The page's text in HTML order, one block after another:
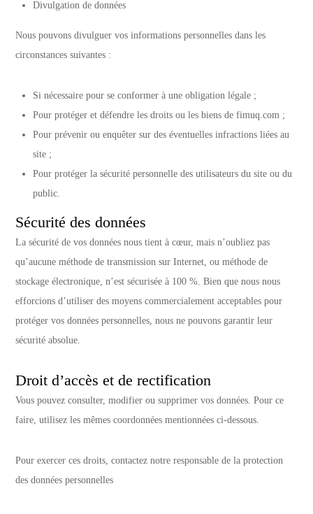
Divulgation de données
Nous pouvons divulguer vos informations personnelles dans les
circonstances suivantes :
Si nécessaire pour se conformer à une obligation légale ;
Pour protéger et défendre les droits ou les biens de fimuq.com ;
Pour prévenir ou enquêter sur des éventuelles infractions liées au
site ;
Pour protéger la sécurité personnelle des utilisateurs du site ou du
public.
Sécurité des données
La sécurité de vos données nous tient à cœur, mais n’oubliez pas
qu’aucune méthode de transmission sur Internet, ou méthode de
stockage électronique, n’est sécurisée à 100 %. Bien que nous nous
efforcions d’utiliser des moyens commercialement acceptables pour
protéger vos données personnelles, nous ne pouvons garantir leur
sécurité absolue.
Droit d’accès et de rectification
Vous pouvez consulter, modifier ou supprimer vos données. Pour ce
faire, utilisez les mêmes coordonnées mentionnées ci-dessous.
Pour exercer ces droits, contactez notre responsable de la protection
des données personnelles